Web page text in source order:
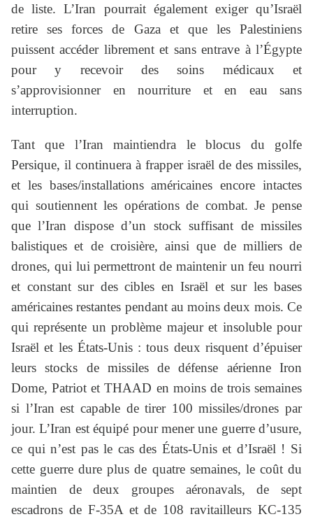
de liste. L’Iran pourrait également exiger qu’Israël
retire ses forces de Gaza et que les Palestiniens
puissent accéder librement et sans entrave à l’Égypte
pour y recevoir des soins médicaux et
s’approvisionner en nourriture et en eau sans
interruption.
Tant que l’Iran maintiendra le blocus du golfe
Persique, il continuera à frapper israël de des missiles,
et les bases/installations américaines encore intactes
qui soutiennent les opérations de combat. Je pense
que l’Iran dispose d’un stock suffisant de missiles
balistiques et de croisière, ainsi que de milliers de
drones, qui lui permettront de maintenir un feu nourri
et constant sur des cibles en Israël et sur les bases
américaines restantes pendant au moins deux mois. Ce
qui représente un problème majeur et insoluble pour
Israël et les États-Unis : tous deux risquent d’épuiser
leurs stocks de missiles de défense aérienne Iron
Dome, Patriot et THAAD en moins de trois semaines
si l’Iran est capable de tirer 100 missiles/drones par
jour. L’Iran est équipé pour mener une guerre d’usure,
ce qui n’est pas le cas des États-Unis et d’Israël ! Si
cette guerre dure plus de quatre semaines, le coût du
maintien de deux groupes aéronavals, de sept
escadrons de F-35A et de 108 ravitailleurs KC-135